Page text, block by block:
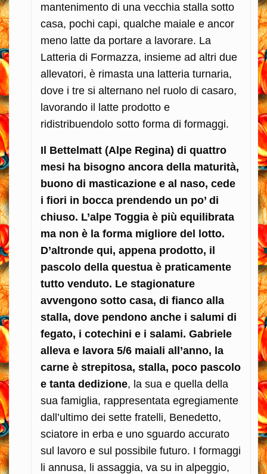
mantenimento di una vecchia stalla sotto
casa, pochi capi, qualche maiale e ancor
meno latte da portare a lavorare. La
Latteria di Formazza, insieme ad altri due
allevatori, è rimasta una latteria turnaria,
dove i tre si alternano nel ruolo di casaro,
lavorando il latte prodotto e
ridistribuendolo sotto forma di formaggi.
Il Bettelmatt (Alpe Regina) di quattro
mesi ha bisogno ancora della maturità,
buono di masticazione e al naso, cede
i fiori in bocca prendendo un po’ di
chiuso. L’alpe Toggia è più equilibrata
ma non è la forma migliore del lotto.
D’altronde qui, appena prodotto, il
pascolo della questua è praticamente
tutto venduto. Le stagionature
avvengono sotto casa, di fianco alla
stalla, dove pendono anche i salumi di
fegato, i cotechini e i salami. Gabriele
alleva e lavora 5/6 maiali all’anno, la
carne è strepitosa, stalla, poco pascolo
e tanta dedizione, la sua e quella della
sua famiglia, rappresentata egregiamente
dall’ultimo dei sette fratelli, Benedetto,
sciatore in erba e uno sguardo accurato
sul lavoro e sul possibile futuro. I formaggi
li annusa, li assaggia, va su in alpeggio,